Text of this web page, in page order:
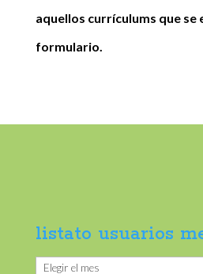
aquellos currículums que se
formulario.
listato usuarios
listato